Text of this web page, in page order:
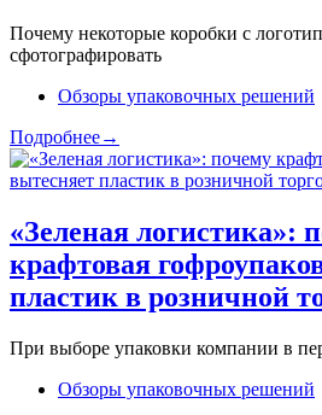
Почему некоторые коробки с
сфотографировать
Обзоры упаковочных решений
Подробнее→
«Зеленая логистика»:
крафтовая
пластик в розничной
При выборе упаковки компании в
Обзоры упаковочных решений